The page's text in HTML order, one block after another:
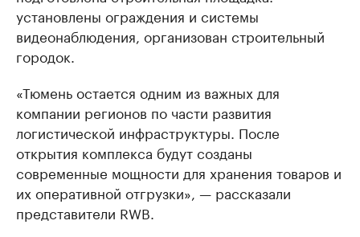
установлены ограждения и системы
видеонаблюдения, организован строительный
городок.
«Тюмень остается одним из важных для
компании регионов по части развития
логистической инфраструктуры. После
открытия комплекса будут созданы
современные мощности для хранения товаров и
их оперативной отгрузки», — рассказали
представители RWB.